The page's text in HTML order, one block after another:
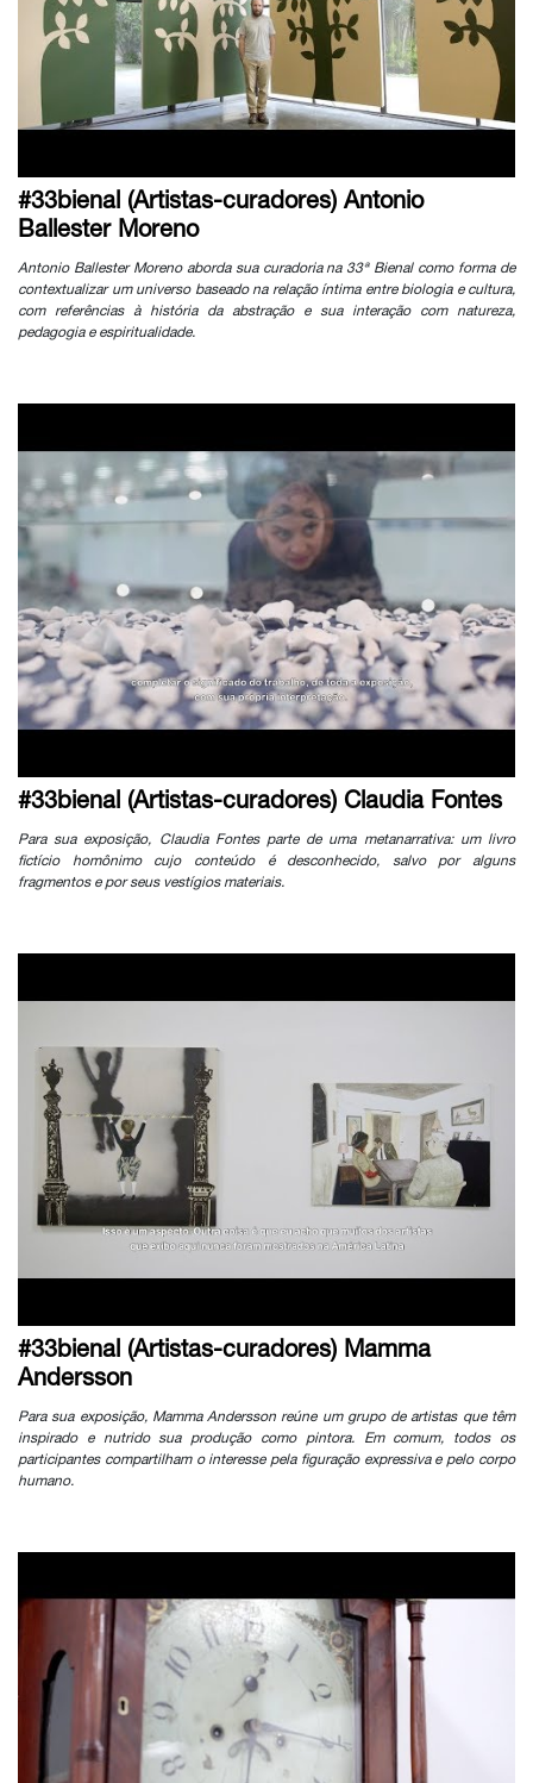
#33bienal (Artistas-curadores) Antonio
Ballester Moreno
Antonio Ballester Moreno aborda sua curadoria na 33ª Bienal como forma de
contextualizar um universo baseado na relação íntima entre biologia e cultura,
com referências à história da abstração e sua interação com natureza,
pedagogia e espiritualidade.
#33bienal (Artistas-curadores) Claudia Fontes
Para sua exposição, Claudia Fontes parte de uma metanarrativa: um livro
fictício homônimo cujo conteúdo é desconhecido, salvo por alguns
fragmentos e por seus vestígios materiais.
#33bienal (Artistas-curadores) Mamma
Andersson
Para sua exposição, Mamma Andersson reúne um grupo de artistas que têm
inspirado e nutrido sua produção como pintora. Em comum, todos os
participantes compartilham o interesse pela figuração expressiva e pelo corpo
humano.